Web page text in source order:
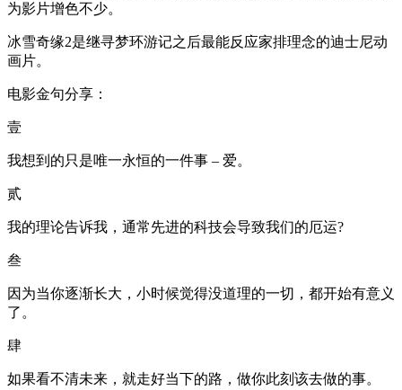
为影片增色不少。
冰雪奇缘2是继寻梦环游记之后最能反应家排理念的迪士尼动
画片。
电影金句分享：
壹
我想到的只是唯一永恒的一件事 – 爱。
贰
我的理论告诉我，通常先进的科技会导致我们的厄运?
叁
因为当你逐渐长大，小时候觉得没道理的一切，都开始有意义
了。
肆
如果看不清未来，就走好当下的路，做你此刻该去做的事。